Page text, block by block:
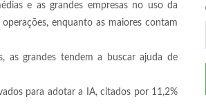
e as grandes empresas no uso da
enquanto as maiores contam
as grandes tendem a buscar ajuda de
para adotar a IA, citados por 11,2%